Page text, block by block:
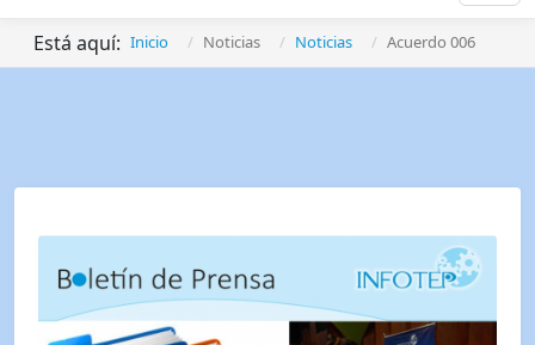
Está aquí: Inicio Noticias Noticias Acuerdo 006